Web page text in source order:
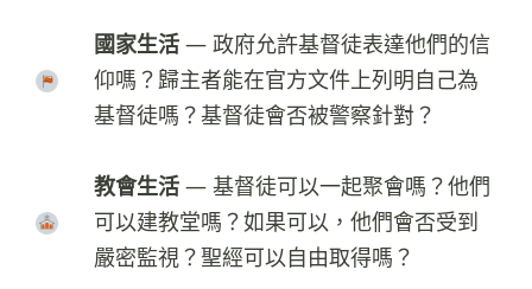
國家生活 — 政府允許基督徒表達他們的信
仰嗎？歸主者能在官方文件上列明自己為
基督徒嗎？基督徒會否被警察針對？
教會生活 — 基督徒可以一起聚會嗎？他們
可以建教堂嗎？如果可以，他們會否受到
嚴密監視？聖經可以自由取得嗎？